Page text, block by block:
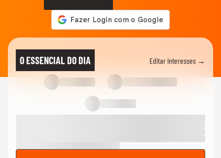
Ana Paula Renault vence o BBB 26; veja
discurso de Tadeu Schmidt:...
Relembre vídeo gravado pelo pai de Ana
Paula durante confinamento...
Quem era Gerardo Renault, pai de Ana
Paula, que faleceu aos 96 anos
O ESSENCIAL DO DIA Editar interesses →